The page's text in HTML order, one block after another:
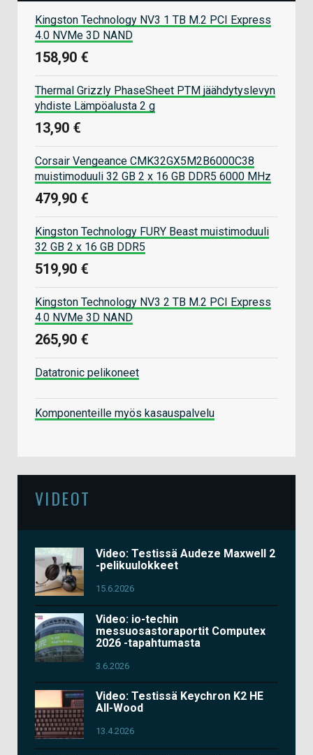
Kingston Technology NV3 1 TB M.2 PCI Express
4.0 NVMe 3D NAND
158,90 €
Thermal Grizzly PhaseSheet PTM jäähdytyslevyn
yhdiste Lämpöalusta 2 g
13,90 €
Corsair Vengeance CMK32GX5M2B6000C38
muistimoduuli 32 GB 2 x 16 GB DDR5 6000 MHz
479,90 €
Kingston Technology FURY Beast muistimoduuli
32 GB 2 x 16 GB DDR5
519,90 €
Kingston Technology NV3 2 TB M.2 PCI Express
4.0 NVMe 3D NAND
265,90 €
Datatronic pelikoneet
Komponenteille myös kasauspalvelu
VIDEOT
Video: Testissä Audeze Maxwell 2
-pelikuulokkeet
15.6.2026
Video: io-techin
messuosastoraportit Computex
2026 -tapahtumasta
3.6.2026
Video: Testissä Keychron K2 HE
All-Wood
13.4.2026